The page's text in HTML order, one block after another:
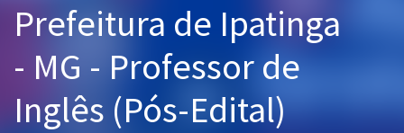
Cursos 20% OFF
Graduação
Prefeitura de Ipatinga
- MG - Professor de
Inglês (Pós-Edital)